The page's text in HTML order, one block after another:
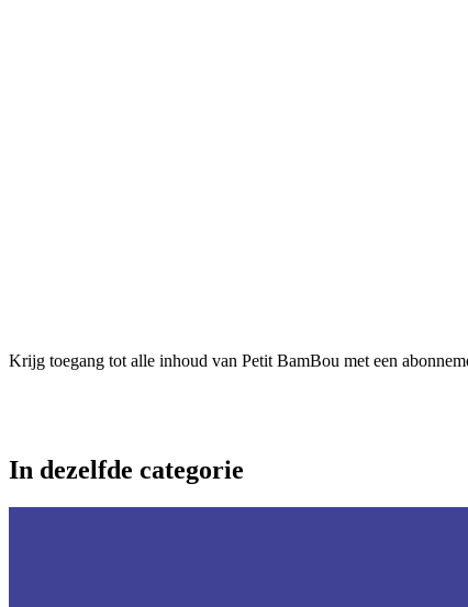
Krijg toegang tot alle inhoud van Petit BamBou met een
In dezelfde categorie